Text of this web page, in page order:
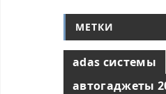
МЕТКИ
adas системы
автогаджеты